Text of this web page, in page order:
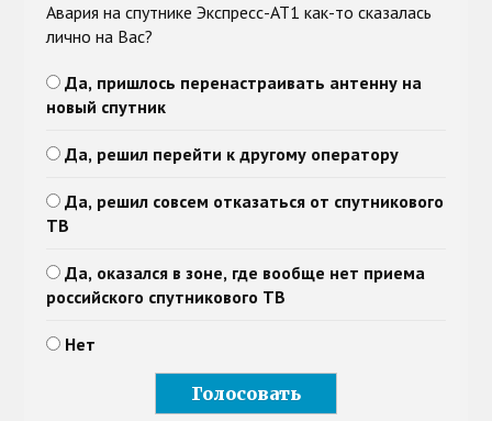
Авария на спутнике Экспресс-АТ1 как-то сказалась
лично на Вас?
Да, пришлось перенастраивать антенну на
новый спутник
Да, решил перейти к другому оператору
Да, решил совсем отказаться от спутникового
ТВ
Да, оказался в зоне, где вообще нет приема
российского спутникового ТВ
Нет